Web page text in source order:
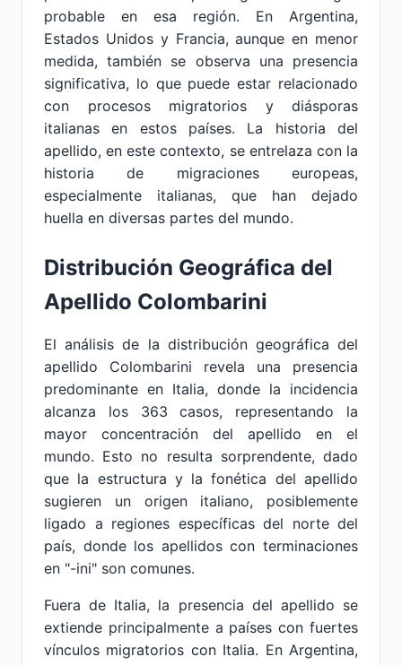
probable en esa región. En Argentina,
Estados Unidos y Francia, aunque en menor
medida, también se observa una presencia
significativa, lo que puede estar relacionado
con procesos migratorios y diásporas
italianas en estos países. La historia del
apellido, en este contexto, se entrelaza con la
historia de migraciones europeas,
especialmente italianas, que han dejado
huella en diversas partes del mundo.
Distribución Geográfica del
Apellido Colombarini
El análisis de la distribución geográfica del
apellido Colombarini revela una presencia
predominante en Italia, donde la incidencia
alcanza los 363 casos, representando la
mayor concentración del apellido en el
mundo. Esto no resulta sorprendente, dado
que la estructura y la fonética del apellido
sugieren un origen italiano, posiblemente
ligado a regiones específicas del norte del
país, donde los apellidos con terminaciones
en "-ini" son comunes.
Fuera de Italia, la presencia del apellido se
extiende principalmente a países con fuertes
vínculos migratorios con Italia. En Argentina,